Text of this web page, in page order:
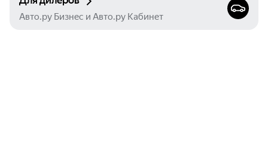
Авто.ру Бизнес и Авто.ру Кабинет